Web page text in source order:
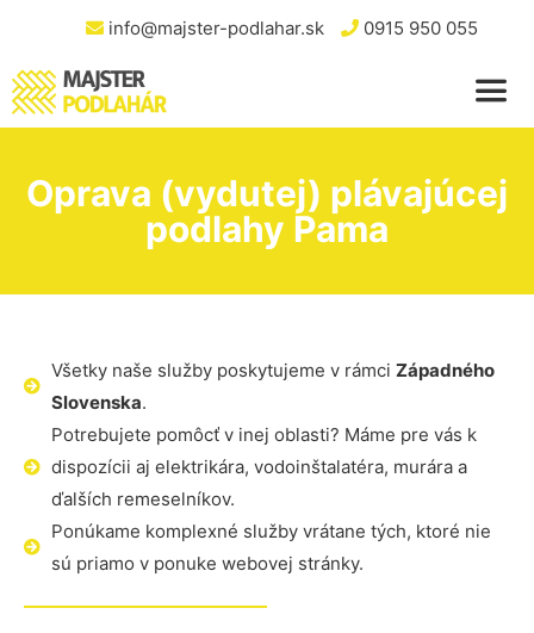
info@majster-podlahar.sk 0915 950 055
Oprava (vydutej) plávajúcej
podlahy Pama
Všetky naše služby poskytujeme v rámci Západného
Slovenska.
Potrebujete pomôcť v inej oblasti? Máme pre vás k
dispozícii aj elektrikára, vodoinštalatéra, murára a
ďalších remeselníkov.
Ponúkame komplexné služby vrátane tých, ktoré nie
sú priamo v ponuke webovej stránky.